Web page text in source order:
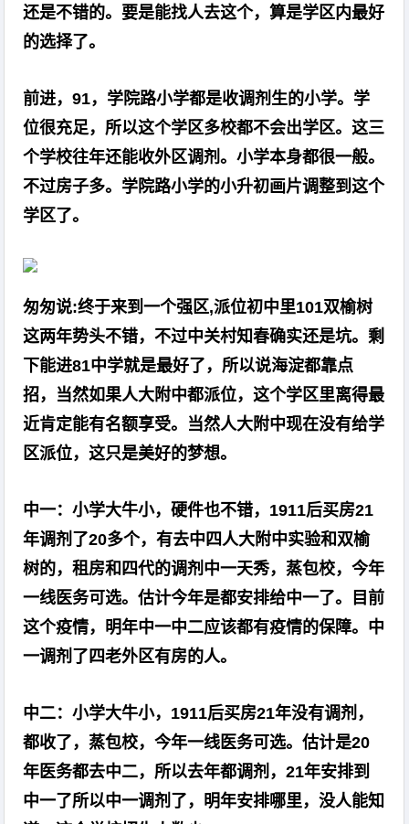
还是不错的。要是能找人去这个，算是学区内最好
的选择了。
前进，91，学院路小学都是收调剂生的小学。学
位很充足，所以这个学区多校都不会出学区。这三
个学校往年还能收外区调剂。小学本身都很一般。
不过房子多。学院路小学的小升初画片调整到这个
学区了。
匆匆说:终于来到一个强区,派位初中里101双榆树
这两年势头不错，不过中关村知春确实还是坑。剩
下能进81中学就是最好了，所以说海淀都靠点
招，当然如果人大附中都派位，这个学区里离得最
近肯定能有名额享受。当然人大附中现在没有给学
区派位，这只是美好的梦想。
中一：小学大牛小，硬件也不错，1911后买房21
年调剂了20多个，有去中四人大附中实验和双榆
树的，租房和四代的调剂中一天秀，蒸包校，今年
一线医务可选。估计今年是都安排给中一了。目前
这个疫情，明年中一中二应该都有疫情的保障。中
一调剂了四老外区有房的人。
中二：小学大牛小，1911后买房21年没有调剂，
都收了，蒸包校，今年一线医务可选。估计是20
年医务都去中二，所以去年都调剂，21年安排到
中一了所以中一调剂了，明年安排哪里，没人能知